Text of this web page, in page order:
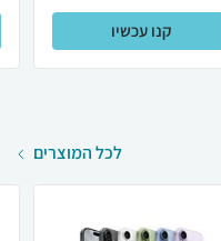
קנו עכשיו
לכל המוצרים